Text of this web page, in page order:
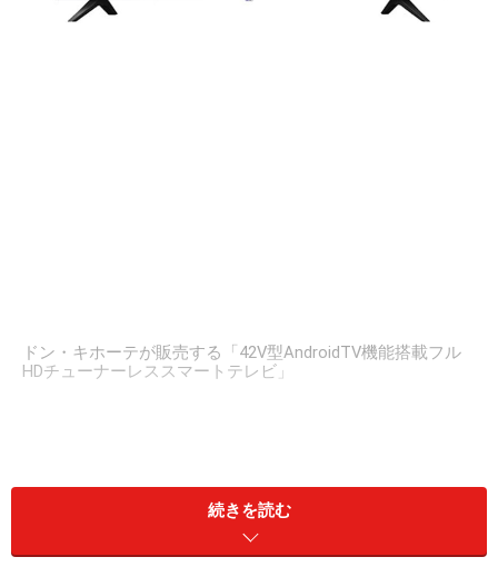
ドン・キホーテが販売する「42V型AndroidTV機能搭載フル
HDチューナーレススマートテレビ」
チューナーレス スマートテレビのメリット
チューナーレス スマートテレビのメリット、デメリット
続きを読む